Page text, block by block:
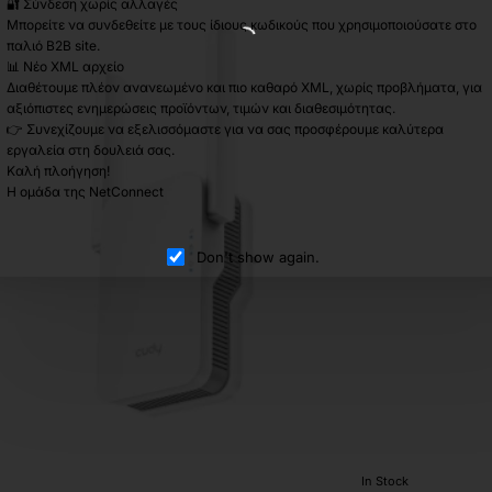
🔐 Σύνδεση χωρίς αλλαγές
Μπορείτε να συνδεθείτε με τους ίδιους κωδικούς που χρησιμοποιούσατε στο
παλιό B2B site.
📊 Νέο XML αρχείο
Διαθέτουμε πλέον ανανεωμένο και πιο καθαρό XML, χωρίς προβλήματα, για
αξιόπιστες ενημερώσεις προϊόντων, τιμών και διαθεσιμότητας.
👉 Συνεχίζουμε να εξελισσόμαστε για να σας προσφέρουμε καλύτερα
εργαλεία στη δουλειά σας.
Καλή πλοήγηση!
Η ομάδα της NetConnect
Don't show again.
In Stock